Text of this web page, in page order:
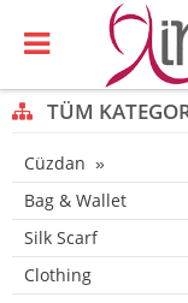
TÜM
Cüzdan
Bag & Wallet
Silk Scarf
Clothing